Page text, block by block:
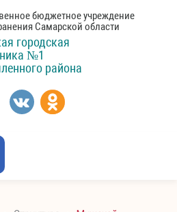
бюджетное учреждение
Самарской области
городская
№1
района